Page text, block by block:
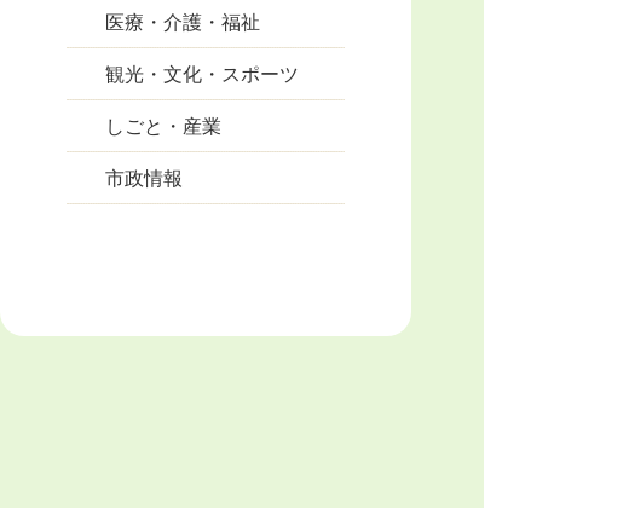
医療・介護・福祉
観光・文化・スポーツ
しごと・産業
市政情報